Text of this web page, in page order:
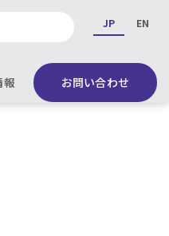
JP EN
報 お問い合わせ